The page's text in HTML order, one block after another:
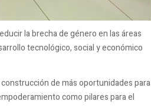
la brecha de género en las áreas
tecnológico, social y económico
de más oportunidades para
como pilares para el